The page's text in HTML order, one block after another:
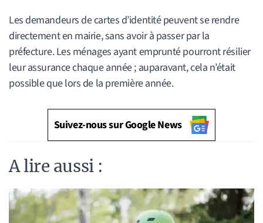
Les demandeurs de cartes d’identité peuvent se rendre
directement en mairie, sans avoir à passer par la
préfecture. Les ménages ayant emprunté pourront résilier
leur assurance chaque année ; auparavant, cela n’était
possible que lors de la première année.
Suivez-nous sur Google News
A lire aussi :